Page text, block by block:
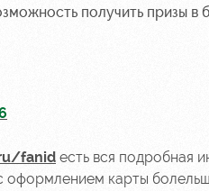
получить призы в
fanid есть вся подробная
оформлением карты